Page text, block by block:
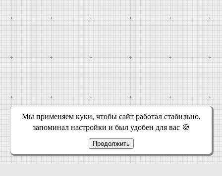
Мы применяем куки, чтобы сайт работал стабильно,
запоминал настройки и был удобен для вас 🍪
Продолжить